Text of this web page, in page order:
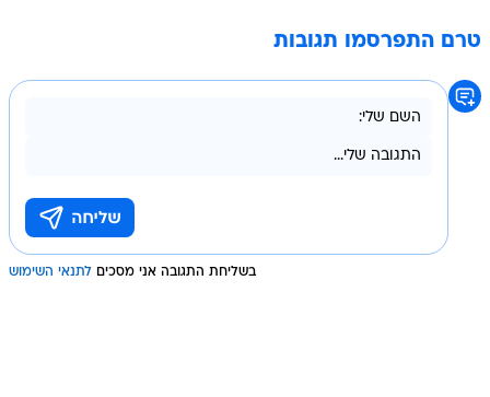
טרם התפרסמו תגובות
בשליחת התגובה אני מסכים לתנאי השימוש